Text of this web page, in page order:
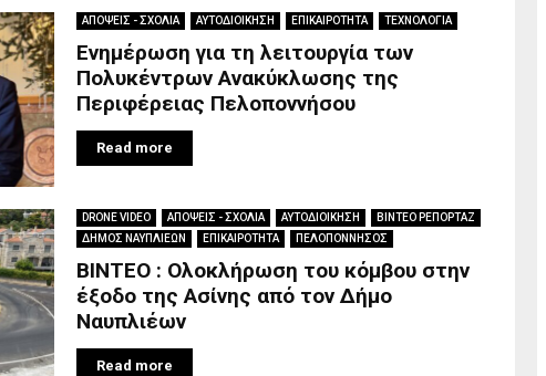
ΑΠΟΨΕΙΣ - ΣΧΟΛΙΑ ΑΥΤΟΔΙΟΙΚΗΣΗ ΕΠΙΚΑΙΡΟΤΗΤΑ ΤΕΧΝΟΛΟΓΙΑ
Ενημέρωση για τη λειτουργία των
Πολυκέντρων Ανακύκλωσης της
Περιφέρειας Πελοποννήσου
Read more
DRONE VIDEO ΑΠΟΨΕΙΣ - ΣΧΟΛΙΑ ΑΥΤΟΔΙΟΙΚΗΣΗ
ΒΙΝΤΕΟ ΡΕΠΟΡΤΑΖ
ΔΗΜΟΣ ΝΑΥΠΛΙΕΩΝ
ΕΠΙΚΑΙΡΟΤΗΤΑ ΠΕΛΟΠΟΝΝΗΣΟΣ
ΒΙΝΤΕΟ : Ολοκλήρωση του κόμβου στην
έξοδο της Ασίνης από τον Δήμο
Ναυπλιέων
Read more